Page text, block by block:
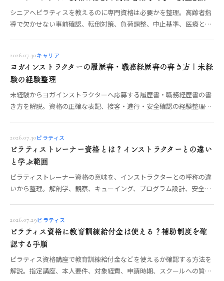
シニアへピラティスを教えるのに専門資格は必要かを整理。高齢者指
導で欠かせない事前確認、転倒対策、負荷調整、中止基準、医療との
2026.07.30キャリア
ヨガインストラクターの履歴書・職務経歴書の書き方｜未経
験の経験整理
未経験からヨガインストラクターへ応募する履歴書・職務経歴書の書
き方を解説。資格の正確な表記、接客・進行・安全確認の経験整理、
2026.07.30ピラティス
ピラティストレーナー資格とは？インストラクターとの違い
と学ぶ範囲
ピラティストレーナー資格の意味を、インストラクターとの呼称の違
いから整理。解剖学、観察、キューイング、プログラム設計、安全管
2026.07.29ピラティス
ピラティス資格に教育訓練給付金は使える？補助制度を確
認する手順
ピラティス資格講座で教育訓練給付金などを使えるか確認する方法を
解説。指定講座、本人要件、対象経費、申請時期、スクールへの質問